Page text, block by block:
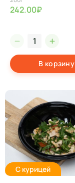
242.00₽
В корзину
С курицей